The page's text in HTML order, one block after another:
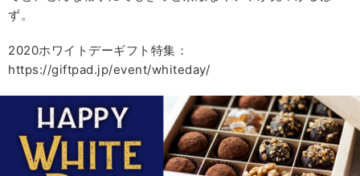
ず。
2020ホワイトデーギフト特集：
https://giftpad.jp/event/whiteday/